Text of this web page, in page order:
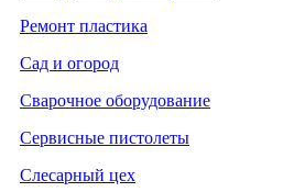
Ремонт пластика
Сад и огород
Сварочное оборудование
Сервисные пистолеты
Слесарный цех